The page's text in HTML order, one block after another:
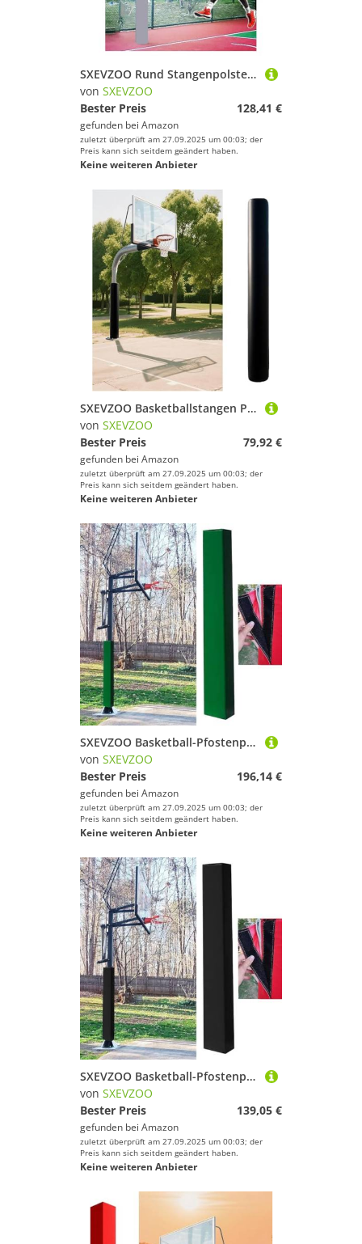
SXEVZOO Rund Stangenpolster Graue Basketballstangen-Polsterung Universell Garagen-Pfostenpolster Hoch 4/5/6 Fuß Allwetter-Wasserdicht Schutzpolster(H 6ft,7inch Pole)
von SXEVZOO
Bester Preis
128,41 €
gefunden bei Amazon
zuletzt überprüft am 27.09.2025 um 00:03; der
Preis kann sich seitdem geändert haben.
Keine weiteren Anbieter
SXEVZOO Basketballstangen Polster 4 5 6 Fuß Hoch Polsterpolster Für Kellerstangen 2,4–10 Zoll Runde Stangenabdeckung für Trainingsspielerschutz und Sicherheit(H 4ft,6.5inch Pole)
von SXEVZOO
Bester Preis
79,92 €
gefunden bei Amazon
zuletzt überprüft am 27.09.2025 um 00:03; der
Preis kann sich seitdem geändert haben.
Keine weiteren Anbieter
SXEVZOO Basketball-Pfostenpolster Allwetter-Wasserdicht Basketballstangen-Polsterung für 8x8,10x15,20x20cm Große Stangen für Spielerschutz -Höhe180cm(Green,20x20cm Pole)
von SXEVZOO
Bester Preis
196,14 €
gefunden bei Amazon
zuletzt überprüft am 27.09.2025 um 00:03; der
Preis kann sich seitdem geändert haben.
Keine weiteren Anbieter
SXEVZOO Basketball-Pfostenpolster Allwetter-Wasserdicht Basketballstangen-Polsterung für 8x8,10x15,20x20cm Große Stangen für Spielerschutz -Höhe180cm(Black,12x12cm Pole)
von SXEVZOO
Bester Preis
139,05 €
gefunden bei Amazon
zuletzt überprüft am 27.09.2025 um 00:03; der
Preis kann sich seitdem geändert haben.
Keine weiteren Anbieter